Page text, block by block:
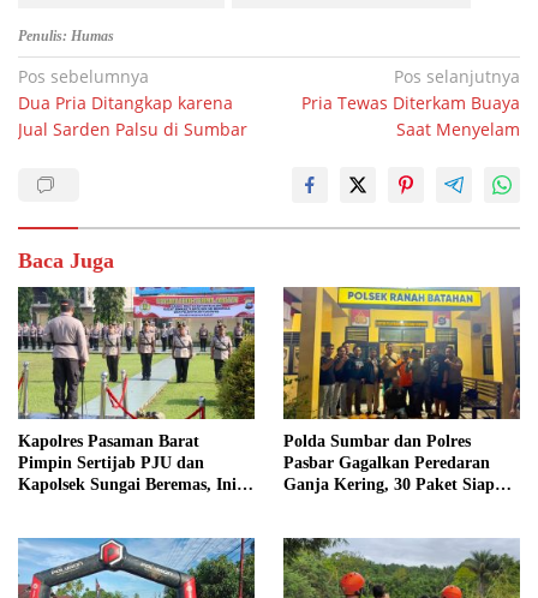
Penulis: Humas
Navigasi
pos
Pos sebelumnya
Dua Pria Ditangkap karena
Jual Sarden Palsu di Sumbar
Pos selanjutnya
Pria Tewas Diterkam Buaya
Saat Menyelam
Baca Juga
Kapolres Pasaman Barat
Pimpin Sertijab PJU dan
Kapolsek Sungai Beremas, Ini
Polda Sumbar dan Polres
Pasbar Gagalkan Peredaran
Ganja Kering, 30 Paket Siap